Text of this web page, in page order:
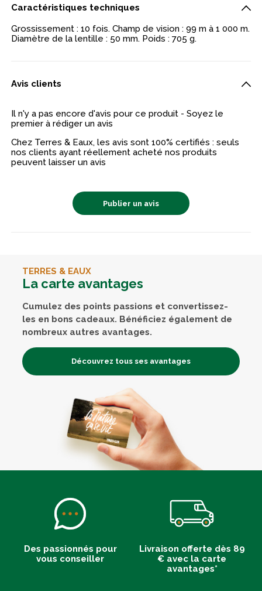
Caractéristiques techniques
Grossissement : 10 fois. Champ de vision : 99 m à 1 000 m.
Diamètre de la lentille : 50 mm. Poids : 705 g.
Avis clients
Il n'y a pas encore d'avis pour ce produit - Soyez le
premier à rédiger un avis
Chez Terres & Eaux, les avis sont 100% certifiés : seuls
nos clients ayant réellement acheté nos produits
peuvent laisser un avis
Publier un avis
TERRES & EAUX
La carte avantages
Cumulez des points passions et convertissez-
les en bons cadeaux. Bénéficiez également de
nombreux autres avantages.
Découvrez tous ses avantages
Des passionnés pour
vous conseiller
Livraison offerte dès 89
€ avec la carte
avantages*